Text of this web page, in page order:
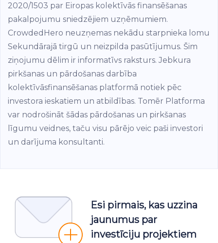
2020/1503 par Eiropas kolektīvās finansēšanas
pakalpojumu sniedzējiem uzņēmumiem.
CrowdedHero neuzņemas nekādu starpnieka lomu
Sekundārajā tirgū un neizpilda pasūtījumus. Šim
ziņojumu dēlim ir informatīvs raksturs. Jebkura
pirkšanas un pārdošanas darbība
kolektīvāsfinansēšanas platformā notiek pēc
investora ieskatiem un atbildības. Tomēr Platforma
var nodrošināt šādas pārdošanas un pirkšanas
līgumu veidnes, taču visu pārējo veic paši investori
un darījuma konsultanti.
Esi pirmais, kas uzzina
jaunumus par
investīciju projektiem